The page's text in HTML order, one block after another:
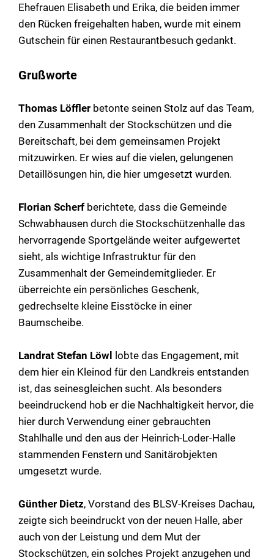
Ehefrauen Elisabeth und Erika, die beiden immer
den Rücken freigehalten haben, wurde mit einem
Gutschein für einen Restaurantbesuch gedankt.
Grußworte
Thomas Löffler betonte seinen Stolz auf das Team,
den Zusammenhalt der Stockschützen und die
Bereitschaft, bei dem gemeinsamen Projekt
mitzuwirken. Er wies auf die vielen, gelungenen
Detaillösungen hin, die hier umgesetzt wurden.
Florian Scherf berichtete, dass die Gemeinde
Schwabhausen durch die Stockschützenhalle das
hervorragende Sportgelände weiter aufgewertet
sieht, als wichtige Infrastruktur für den
Zusammenhalt der Gemeindemitglieder. Er
überreichte ein persönliches Geschenk,
gedrechselte kleine Eisstöcke in einer
Baumscheibe.
Landrat Stefan Löwl lobte das Engagement, mit
dem hier ein Kleinod für den Landkreis entstanden
ist, das seinesgleichen sucht. Als besonders
beeindruckend hob er die Nachhaltigkeit hervor, die
hier durch Verwendung einer gebrauchten
Stahlhalle und den aus der Heinrich-Loder-Halle
stammenden Fenstern und Sanitärobjekten
umgesetzt wurde.
Günther Dietz, Vorstand des BLSV-Kreises Dachau,
zeigte sich beeindruckt von der neuen Halle, aber
auch von der Leistung und dem Mut der
Stockschützen, ein solches Projekt anzugehen und